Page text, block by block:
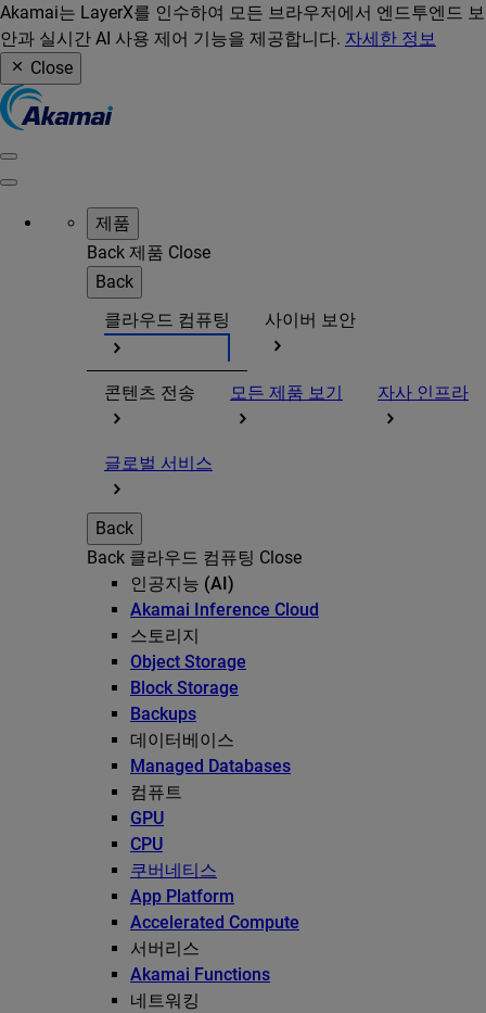
Akamai는 LayerX를 인수하여 모든 브라우저에서 엔드투엔드 보
안과 실시간 AI 사용 제어 기능을 제공합니다. 자세한 정보
Close
제품
Back 제품 Close
Back
클라우드 컴퓨팅
사이버 보안
콘텐츠 전송 모든 제품 보기 자사 인프라
글로벌 서비스
Back
Back 클라우드 컴퓨팅 Close
인공지능 (AI)
Akamai Inference Cloud
스토리지
Object Storage
Block Storage
Backups
데이터베이스
Managed Databases
컴퓨트
GPU
CPU
쿠버네티스
App Platform
Accelerated Compute
서버리스
Akamai Functions
네트워킹